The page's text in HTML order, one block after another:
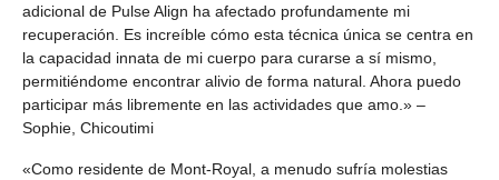
adicional de Pulse Align ha afectado profundamente mi
recuperación. Es increíble cómo esta técnica única se centra en
la capacidad innata de mi cuerpo para curarse a sí mismo,
permitiéndome encontrar alivio de forma natural. Ahora puedo
participar más libremente en las actividades que amo.» –
Sophie, Chicoutimi
«Como residente de Mont-Royal, a menudo sufría molestias